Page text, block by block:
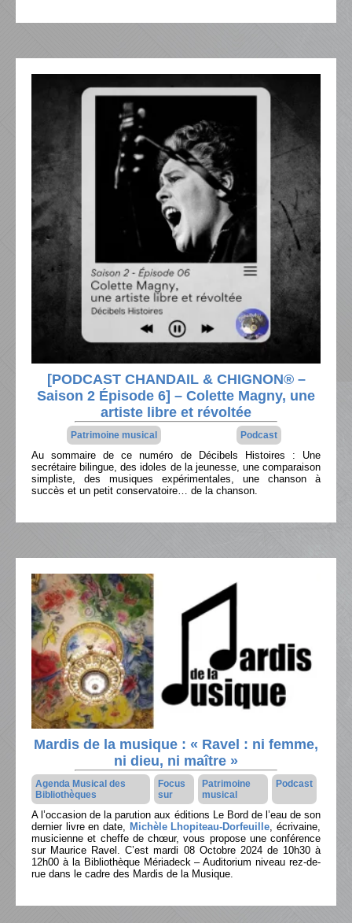
[PODCAST CHANDAIL & CHIGNON® –
Saison 2 Épisode 6] – Colette Magny, une
artiste libre et révoltée
Patrimoine musical Podcast
Au sommaire de ce numéro de Décibels Histoires : Une
secrétaire bilingue, des idoles de la jeunesse, une comparaison
simpliste, des musiques expérimentales, une chanson à
succès et un petit conservatoire… de la chanson.
Mardis de la musique : « Ravel : ni femme,
ni dieu, ni maître »
Agenda Musical des
Bibliothèques
Focus
sur
Patrimoine
musical
Podcast
A l’occasion de la parution aux éditions Le Bord de l’eau de son
dernier livre en date, Michèle Lhopiteau-Dorfeuille, écrivaine,
musicienne et cheffe de chœur, vous propose une conférence
sur Maurice Ravel. C’est mardi 08 Octobre 2024 de 10h30 à
12h00 à la Bibliothèque Mériadeck – Auditorium niveau rez-de-
rue dans le cadre des Mardis de la Musique.